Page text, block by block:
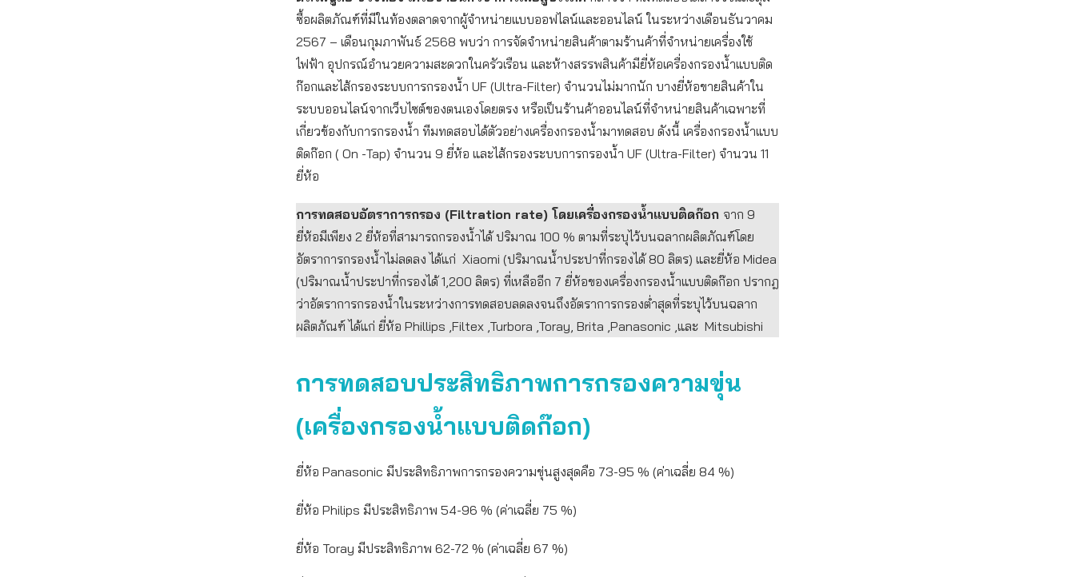
ซื้อผลิตภัณฑ์ที่มีในท้องตลาดจากผู้จำหน่ายแบบออฟไลน์และออนไลน์ ในระหว่างเดือนธันวาคม
2567 – เดือนกุมภาพันธ์ 2568 พบว่า การจัดจำหน่ายสินค้าตามร้านค้าที่จำหน่ายเครื่องใช้
ไฟฟ้า อุปกรณ์อำนวยความสะดวกในครัวเรือน และห้างสรรพสินค้ามียี่ห้อเครื่องกรองน้ำแบบติด
ก๊อกและไส้กรองระบบการกรองน้ำ UF (Ultra-Filter) จำนวนไม่มากนัก บางยี่ห้อขายสินค้าใน
ระบบออนไลน์จากเว็บไซต์ของตนเองโดยตรง หรือเป็นร้านค้าออนไลน์ที่จำหน่ายสินค้าเฉพาะที่
เกี่ยวข้องกับการกรองน้ำ ทีมทดสอบได้ตัวอย่างเครื่องกรองน้ำมาทดสอบ ดังนี้ เครื่องกรองน้ำแบบ
ติดก๊อก ( On -Tap) จำนวน 9 ยี่ห้อ และไส้กรองระบบการกรองน้ำ UF (Ultra-Filter) จำนวน 11
ยี่ห้อ
การทดสอบอัตราการกรอง (Filtration rate) โดยเครื่องกรองน้ำแบบติดก๊อก จาก 9
ยี่ห้อมีเพียง 2 ยี่ห้อที่สามารถกรองน้ำได้ ปริมาณ 100 % ตามที่ระบุไว้บนฉลากผลิตภัณฑ์โดย
อัตราการกรองน้ำไม่ลดลง ได้แก่ Xiaomi (ปริมาณน้ำประปาที่กรองได้ 80 ลิตร) และยี่ห้อ Midea
(ปริมาณน้ำประปาที่กรองได้ 1,200 ลิตร) ที่เหลืออีก 7 ยี่ห้อของเครื่องกรองน้ำแบบติดก๊อก ปรากฎ
ว่าอัตราการกรองน้ำในระหว่างการทดสอบลดลงจนถึงอัตราการกรองต่ำสุดที่ระบุไว้บนฉลาก
ผลิตภัณฑ์ ได้แก่ ยี่ห้อ Phillips ,Filtex ,Turbora ,Toray, Brita ,Panasonic ,และ Mitsubishi
การทดสอบประสิทธิภาพการกรองความขุ่น
(เครื่องกรองน้ำแบบติดก๊อก)
ยี่ห้อ Panasonic มีประสิทธิภาพการกรองความขุ่นสูงสุดคือ 73-95 % (ค่าเฉลี่ย 84 %)
ยี่ห้อ Philips มีประสิทธิภาพ 54-96 % (ค่าเฉลี่ย 75 %)
ยี่ห้อ Toray มีประสิทธิภาพ 62-72 % (ค่าเฉลี่ย 67 %)